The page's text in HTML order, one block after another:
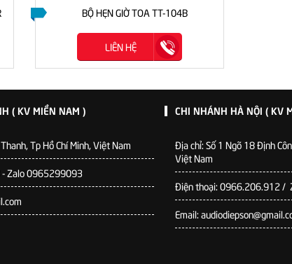
BỘ HẸN GIỜ TOA TT-104B
LIÊN HỆ
( KV MIỀN NAM )
Tp Hồ Chí Minh, Việt Nam
Zalo 0965299093
CHI NHÁNH HÀ NỘI ( KV
Địa chỉ: Số 1 Ngõ 18 Định
Việt Nam
Điện thoại: 0966.206.912
Email: